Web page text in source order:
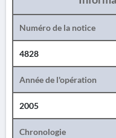
Numéro de la notice
4828
Année de l'opération
2005
Chronologie